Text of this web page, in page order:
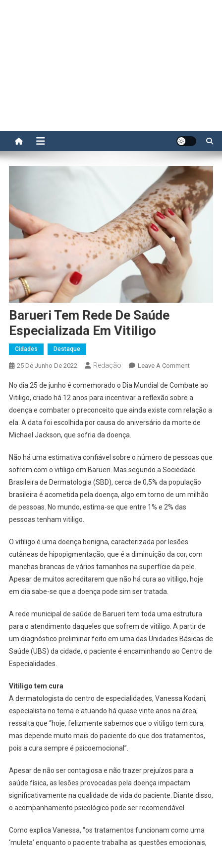
Barueri Tem Rede De Saúde
Especializada Em Vitiligo
Cidades Destaque
25 De Junho De 2022 Redação Leave A CommentOn
Tem
Rede
De
Saúde
Vitiligo
No dia 25 de junho é comemorado o Dia Mundial de Combate ao
Vitiligo, criado há 12 anos para incentivar a reflexão sobre a
doença e combater o preconceito que ainda existe com relação a
ela. A data foi escolhida por causa do aniversário da morte de
Michael Jackson, que sofria da doença.
Não há uma estimativa confiável sobre o número de pessoas que
sofrem com o vitiligo em Barueri. Mas segundo a Sociedade
Brasileira de Dermatologia (SBD), cerca de 0,5% da população
brasileira é acometida pela doença, algo em torno de um milhão
de pessoas. No mundo, estima-se que entre 1% e 2% das
pessoas tenham vitiligo.
O vitiligo é uma doença benigna, caracterizada por lesões
cutâneas de hipopigmentação, que é a diminuição da cor, com
manchas brancas de vários tamanhos na superfície da pele.
Apesar de muitos acreditarem que não há cura ao vitiligo, hoje
em dia sabe-se que a doença pode sim ser tratada.
A rede municipal de saúde de Barueri tem toda uma estrutura
para o atendimento daqueles que sofrem de vitiligo. A partir de
um diagnóstico preliminar feito em uma das Unidades Básicas de
Saúde (UBS) da cidade, o paciente é encaminhando ao Centro de
Especialidades.
Vitiligo tem cura
A dermatologista do centro de especialidades, Vanessa Kodani,
especialista no tema e atuando há quase vinte anos na área,
ressalta que “hoje, felizmente sabemos que o vitiligo tem cura,
mas depende muito mais do paciente do que dos tratamentos,
pois a cura sempre é psicoemocional”.
Apesar de não ser contagiosa e não trazer prejuízos para a
saúde física, as lesões provocadas pela doença impactam
significativamente na qualidade de vida do paciente. Diante disso,
o acompanhamento psicológico pode ser recomendável.
Como explica Vanessa, “os tratamentos funcionam como uma
‘muleta’ enquanto o paciente trabalha as questões emocionais,